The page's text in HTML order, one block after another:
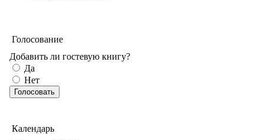
Голосование
Добавить ли гостевую книгу?
Да
Нет
Календарь